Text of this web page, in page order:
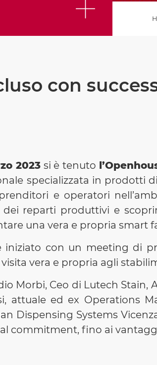
con
2023si è tenuto
specializzata in prodotti
e operatori
dei reparti produttivi e
una vera e propria smart
iniziato con un meeting di
vera e propria agli
Morbi, Ceo di Lutech
attuale ed ex Operations
Dispensing Systems
commitment, fino ai